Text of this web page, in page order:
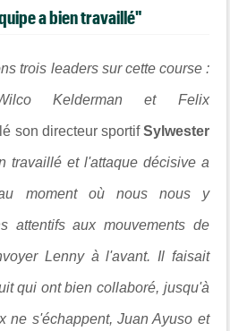
a bien travaillé"
trois leaders sur cette course :
Kelderman et Felix
son directeur sportifSylwester
travaillé et l'attaque décisive a
moment où nous nous y
attentifs aux mouvements de
Lenny à l'avant. Il faisait
qui ont bien collaboré, jusqu'à
ne s'échappent, Juan Ayuso et